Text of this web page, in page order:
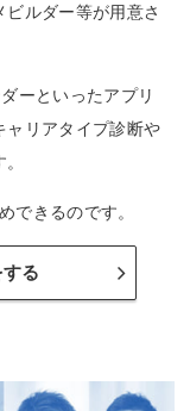
ルダー等が用意さ
ーといったアプリ
ャリアタイプ診断や
できるのです。
る